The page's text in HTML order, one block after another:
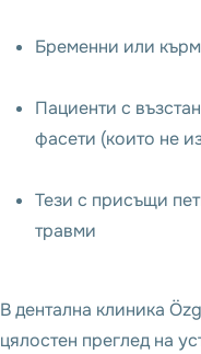
Бременни или
Пациенти с
фасети (които не
Тези с присъщи
травми
В дентална клиника
цялостен преглед на